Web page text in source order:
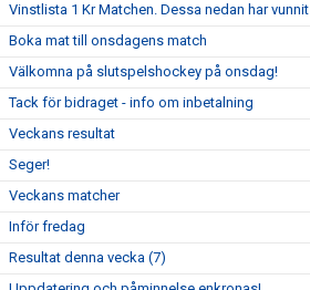
Vinstlista 1 Kr Matchen. Dessa nedan har vunnit
Boka mat till onsdagens match
Välkomna på slutspelshockey på onsdag!
Tack för bidraget - info om inbetalning
Veckans resultat
Seger!
Veckans matcher
Inför fredag
Resultat denna vecka (7)